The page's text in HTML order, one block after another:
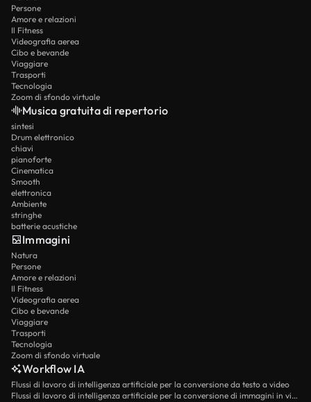
Persone
Amore e relazioni
Il Fitness
Videografia aerea
Cibo e bevande
Viaggiare
Trasporti
Tecnologia
Zoom di sfondo virtuale
Musica gratuita di repertorio
sintesi
Drum elettronico
chiavi
pianoforte
Cinematica
Smooth
elettronica
Ambiente
stringhe
batterie acustiche
Immagini
Natura
Persone
Amore e relazioni
Il Fitness
Videografia aerea
Cibo e bevande
Viaggiare
Trasporti
Tecnologia
Zoom di sfondo virtuale
Workflow IA
Flussi di lavoro di intelligenza artificiale per la conversione da testo a video
Flussi di lavoro di intelligenza artificiale per la conversione di immagini in video